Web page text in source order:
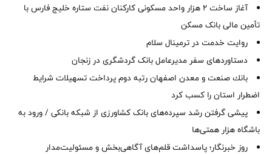
آغاز ساخت ۲ هزار واحد مسکونی کارکنان نفت ستاره خلیج فارس با
تأمین مالی بانک مسکن
روایت خدمت در ترمینال سلام
دستاوردهای سفر مدیرعامل بانک گردشگری در زنجان
بانك صنعت و معدن اصفهان رتبه دوم پرداخت تسهیلات شرایط
اضطرار استان را كسب كرد
پیشی گرفتن رشد سپرده‌های بانک کشاورزی از شبکه بانکی / ورود به
باشگاه هزار همتی‌ها
روز خبرنگار؛ پاسداشت قلم‌های آگاهی‌بخش و مسئولیت‌مدار